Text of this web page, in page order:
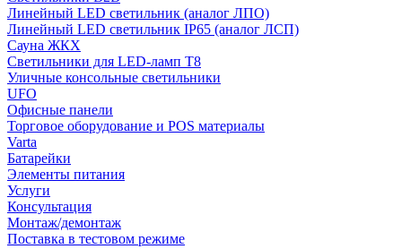
Линейный LED светильник (аналог ЛПО)
Линейный LED светильник IP65 (аналог ЛСП)
Сауна ЖКХ
Светильники для LED-ламп T8
Уличные консольные светильники
UFO
Офисные панели
Торговое оборудование и POS материалы
Varta
Батарейки
Элементы питания
Услуги
Консультация
Монтаж/демонтаж
Поставка в тестовом режиме